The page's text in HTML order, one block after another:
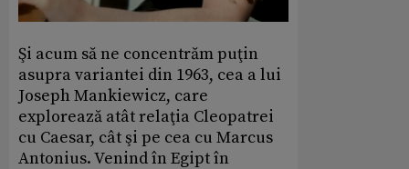
Şi acum să ne concentrăm puţin
asupra variantei din 1963, cea a lui
Joseph Mankiewicz, care
explorează atât relaţia Cleopatrei
cu Caesar, cât şi pe cea cu Marcus
Antonius. Venind în Egipt în